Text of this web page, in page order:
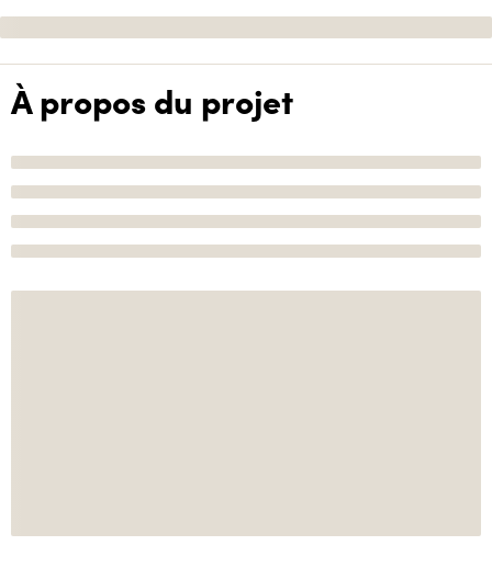
À propos du projet